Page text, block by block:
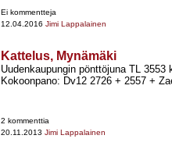
Ei kommentteja
12.04.2016 Jimi Lappalainen
Kattelus, Mynämäki
Uudenkaupungin pönttöjuna TL 3553
Kokoonpano: Dv12 2726 +​ 2557 +​
2 kommenttia
20.11.2013 Jimi Lappalainen